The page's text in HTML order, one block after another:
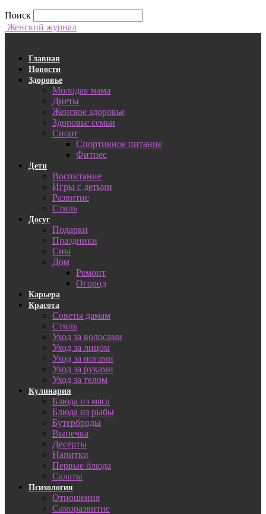
Поиск
Женский журнал
Главная
Новости
Здоровье
Молодая мама
Диеты
Женское здоровье
Здоровье семьи
Спорт
Спортивное питание
Фитнес
Дети
Воспитание
Игры с детьми
Развитие
Стиль
Досуг
Подарки
Праздники
Сны
Дом
Ремонт
Огород
Карьера
Красота
Советы дамам
Стиль
Уход за волосами
Уход за лицом
Уход за ногами
Уход за руками
Уход за телом
Кулинария
Блюда из мяса
Блюда из рыбы
Бутерброды
Выпечка
Десерты
Напитки
Первые блюда
Салаты
Психология
Отношения
Саморазвитие